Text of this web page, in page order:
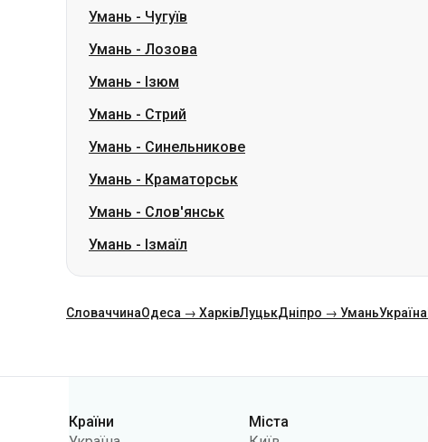
Умань - Чугуїв
Умань - Лозова
Умань - Ізюм
Умань - Стрий
Умань - Синельникове
Умань - Краматорськ
Умань - Слов'янськ
Умань - Ізмаїл
СловаччинаОдеса → ХарківЛуцькДніпро → УманьУкраїна
Категорії
Країни
Міста